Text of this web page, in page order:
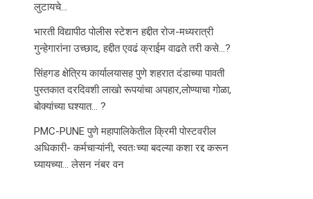
लुटायचे…
भारती विद्यापीठ पोलीस स्टेशन हद्दीत रोज-मध्यरात्री
गुन्हेगारांना उच्छाद, हद्दीत एवढं क्राईम वाढते तरी कसे…?
सिंहगड क्षेत्रिय कार्यालयासह पुणे शहरात दंडाच्या पावती
पुस्तकात दरदिवशी लाखो रूपयांचा अपहार,लोण्याचा गोळा,
बोक्यांच्या घश्यात… ?
PMC-PUNE पुणे महापालिकेतील क्रिमी पोस्टवरील
अधिकारी- कर्मचाऱ्यांनी, स्वतःच्या बदल्या कशा रद्द करून
घ्यायच्या… लेसन नंबर वन